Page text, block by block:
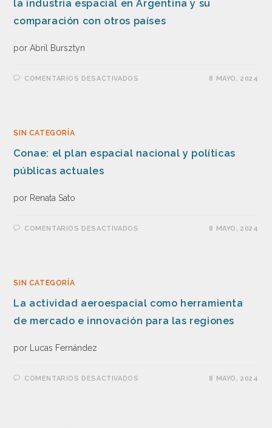
la industria espacial en Argentina y su
comparación con otros países
por Abril Bursztyn
COMENTARIOS DESACTIVADOS 8 MAYO, 2024
SIN CATEGORÍA
Conae: el plan espacial nacional y políticas
públicas actuales
por Renata Sato
COMENTARIOS DESACTIVADOS 8 MAYO, 2024
SIN CATEGORÍA
La actividad aeroespacial como herramienta
de mercado e innovación para las regiones
por Lucas Fernández
COMENTARIOS DESACTIVADOS 8 MAYO, 2024